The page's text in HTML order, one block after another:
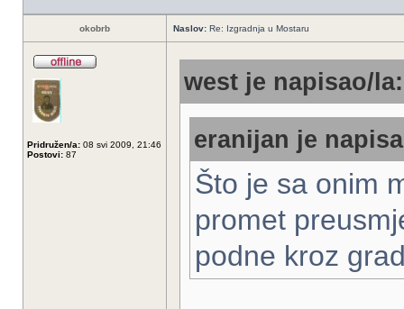
okobrb Naslov: Re: Izgradnja u Mostaru
Pridružen/a: 08 svi 2009, 21:46
Postovi: 87
west je napisao/la:
eranijan je
Što je sa onim
promet
podne kroz